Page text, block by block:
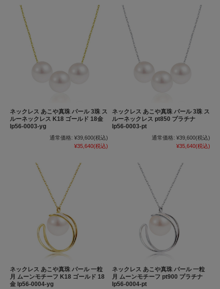
ネックレス あこや真珠 パール 3珠 ス
ルーネックレス K18 ゴールド 18金
lp56-0003-yg
通常価格: ¥39,600(税込)
¥35,640(税込)
ネックレス あこや真珠 パール 3珠 ス
ルーネックレス pt850 プラチナ
lp56-0003-pt
通常価格: ¥39,600(税込)
¥35,640(税込)
ネックレス あこや真珠 パール 一粒
月 ムーンモチーフ K18 ゴールド 18
金 lp56-0004-yg
ネックレス あこや真珠 パール 一粒
月 ムーンモチーフ pt900 プラチナ
lp56-0004-pt